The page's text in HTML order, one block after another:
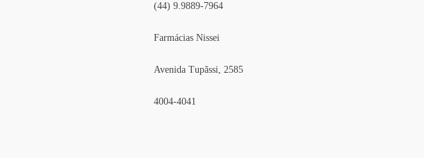
(44) 9.9889-7964
Farmácias Nissei
Avenida Tupãssi, 2585
4004-4041